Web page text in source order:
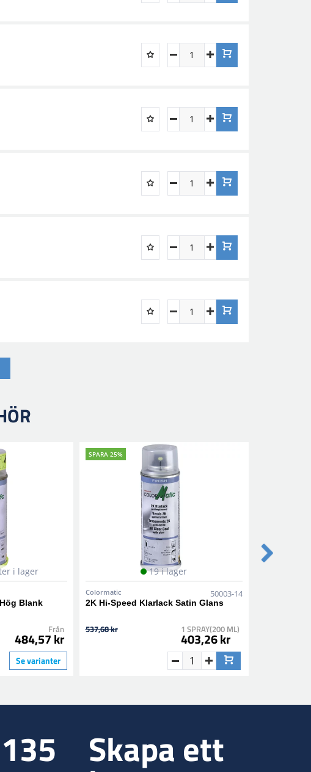
i lager
Blank
Från
484,57 kr
Se varianter
SPARA 25%
19 i lager
Colormatic 50003-14
2K Hi-Speed Klarlack Satin Glans
537,68 kr 1 SPRAY(200 ML)
403,26 kr
Skapa ett